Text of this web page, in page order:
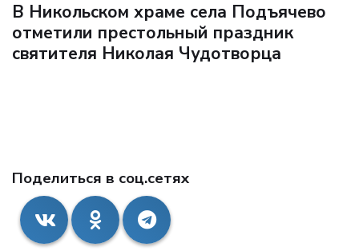
В Никольском храме села Подъячево
отметили престольный праздник
святителя Николая Чудотворца
Поделиться в соц.сетях